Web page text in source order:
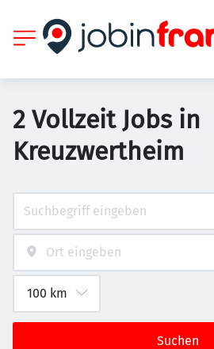
2 Vollzeit Jobs in
Kreuzwertheim
Suchen